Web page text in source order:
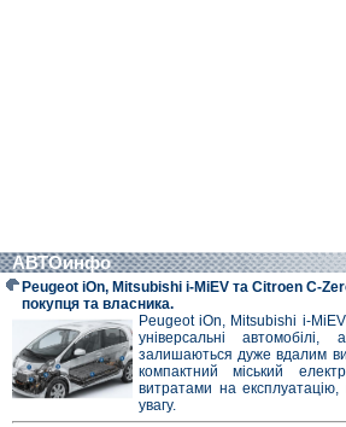
АВТОинфо
Peugeot iOn, Mitsubishi i-MiEV та Citroen C-
покупця та власника.
Peugeot iOn, Mitsubishi i-
універсальні
залишаються дуже вдалим
компактний міський
витратами на експлуатацію,
увагу.